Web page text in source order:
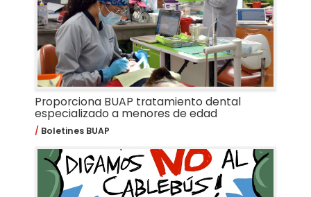
Proporciona BUAP tratamiento dental
especializado a menores de edad
Boletines BUAP